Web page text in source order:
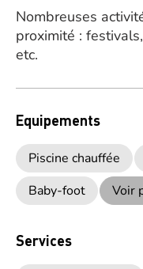
Nombreuses
proximité :
etc.
Equipements
Piscine chauffée
Baby-foot
Voir
Services